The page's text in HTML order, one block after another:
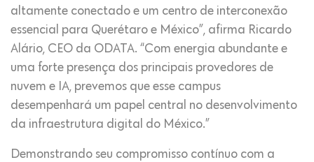
altamente conectado e um centro de interconexão
essencial para Querétaro e México”, afirma Ricardo
Alário, CEO da ODATA. “Com energia abundante e
uma forte presença dos principais provedores de
nuvem e IA, prevemos que esse campus
desempenhará um papel central no desenvolvimento
da infraestrutura digital do México.”
Demonstrando seu compromisso contínuo com a